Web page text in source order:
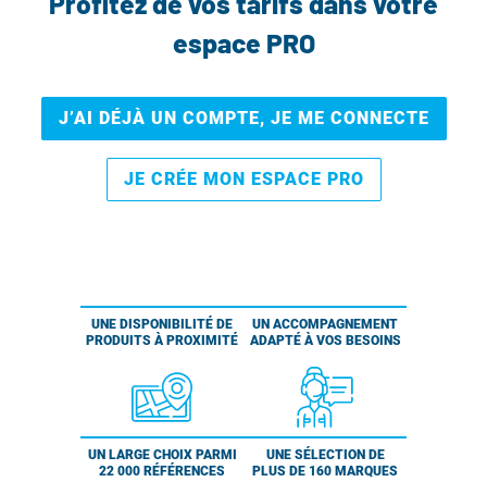
espace PRO
J’AI DÉJÀ UN COMPTE, JE ME CONNECTE
JE CRÉE MON ESPACE PRO
UNE DISPONIBILITÉ DE
PRODUITS À PROXIMITÉ
UN ACCOMPAGNEMENT
ADAPTÉ À VOS BESOINS
UN LARGE CHOIX PARMI
22 000 RÉFÉRENCES
UNE SÉLECTION DE
PLUS DE 160 MARQUES